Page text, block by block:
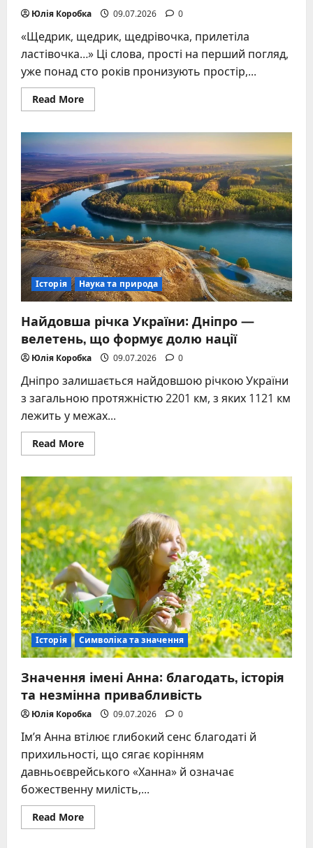
Юлія Коробка 09.07.2026 0
«Щедрик, щедрик, щедрівочка, прилетіла
ластівочка…» Ці слова, прості на перший погляд,
уже понад сто років пронизують простір,...
Read MoreRead
more
пісні
історія,
слова
та
світове
значення
Історія Наука та природа
Найдовша річка України: Дніпро —
велетень, що формує долю нації
Юлія Коробка 09.07.2026 0
Дніпро залишається найдовшою річкою України
з загальною протяжністю 2201 км, з яких 1121 км
лежить у межах...
Read MoreRead
more
річка
України:
Дніпро
—
велетень,
що
формує
долю
нації
Історія Символіка та значення
Значення імені Анна: благодать, історія
та незмінна привабливість
Юлія Коробка 09.07.2026 0
Ім’я Анна втілює глибокий сенс благодаті й
прихильності, що сягає корінням
давньоєврейського «Ханна» й означає
божественну милість,...
Read MoreRead
more